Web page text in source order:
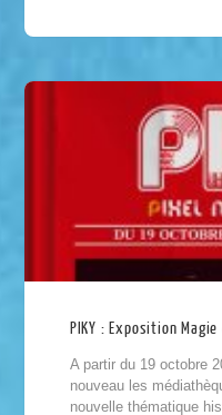
PIKY : Exposition
A partir du 19 octobre
nouveau les
nouvelle thématique